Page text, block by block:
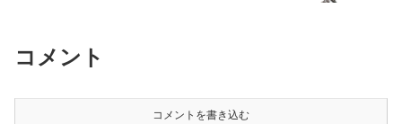
コメント
コメントを書き込む